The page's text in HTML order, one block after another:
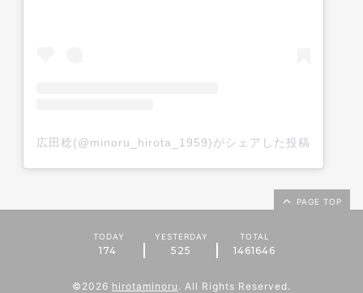
広田稔(@minoru_hirota_1959)がシェアした投稿
PAGE TOP
TODAY
174
YESTERDAY
525
TOTAL
1461646
©2026 hirotaminoru . All Rights Reserved.